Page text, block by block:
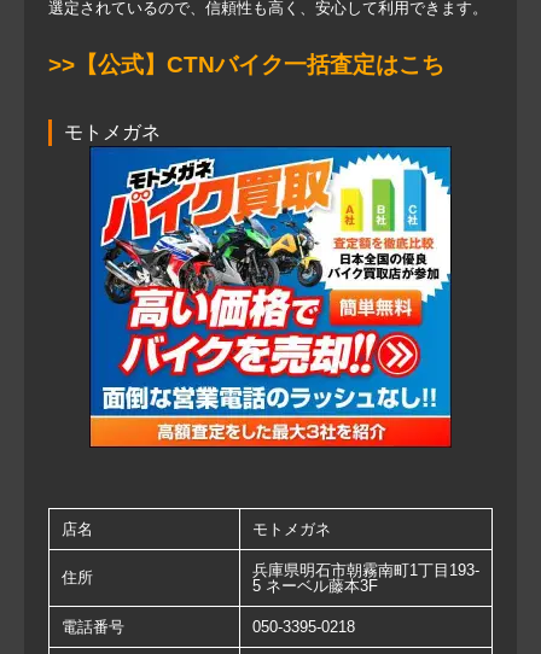
選定されているので、信頼性も高く、安心して利用できます。
>>【公式】CTNバイク一括査定はこち
モトメガネ
店名 モトメガネ
住所
兵庫県明石市朝霧南町1丁目193-
5 ネーベル藤本3F
電話番号 050-3395-0218